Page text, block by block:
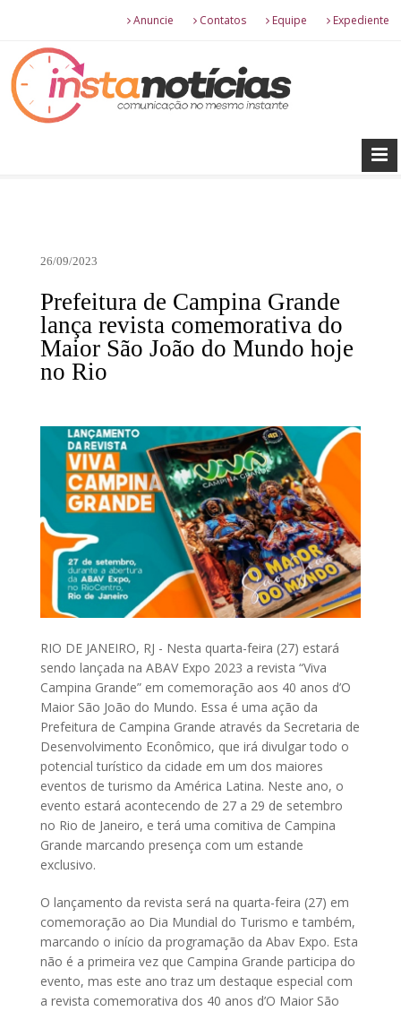
Anuncie Contatos Equipe Expediente
26/09/2023
Prefeitura de Campina Grande
lança revista comemorativa do
Maior São João do Mundo hoje
no Rio
RIO DE JANEIRO, RJ - Nesta quarta-feira (27) estará
sendo lançada na ABAV Expo 2023 a revista “Viva
Campina Grande” em comemoração aos 40 anos d’O
Maior São João do Mundo. Essa é uma ação da
Prefeitura de Campina Grande através da Secretaria de
Desenvolvimento Econômico, que irá divulgar todo o
potencial turístico da cidade em um dos maiores
eventos de turismo da América Latina. Neste ano, o
evento estará acontecendo de 27 a 29 de setembro
no Rio de Janeiro, e terá uma comitiva de Campina
Grande marcando presença com um estande
exclusivo.
O lançamento da revista será na quarta-feira (27) em
comemoração ao Dia Mundial do Turismo e também,
marcando o início da programação da Abav Expo. Esta
não é a primeira vez que Campina Grande participa do
evento, mas este ano traz um destaque especial com
a revista comemorativa dos 40 anos d’O Maior São